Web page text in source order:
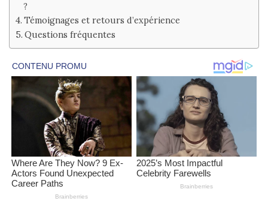
?
Témoignages et retours d’expérience
Questions fréquentes